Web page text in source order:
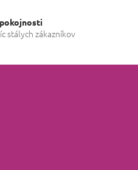
stálych zákazníkov